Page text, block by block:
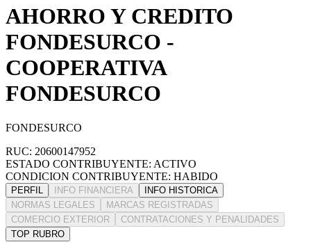
AHORRO Y CREDITO
FONDESURCO -
COOPERATIVA
FONDESURCO
FONDESURCO
RUC: 20600147952
ESTADO CONTRIBUYENTE: ACTIVO
CONDICION CONTRIBUYENTE: HABIDO
PERFIL INFO FINANCIERA
INFO HISTORICA
NORMAS LEGALES
MARCAS REGISTRADAS
COMERCIO EXTERIOR
CONTRATACIONES Y PENALIDADES
TOP RUBRO